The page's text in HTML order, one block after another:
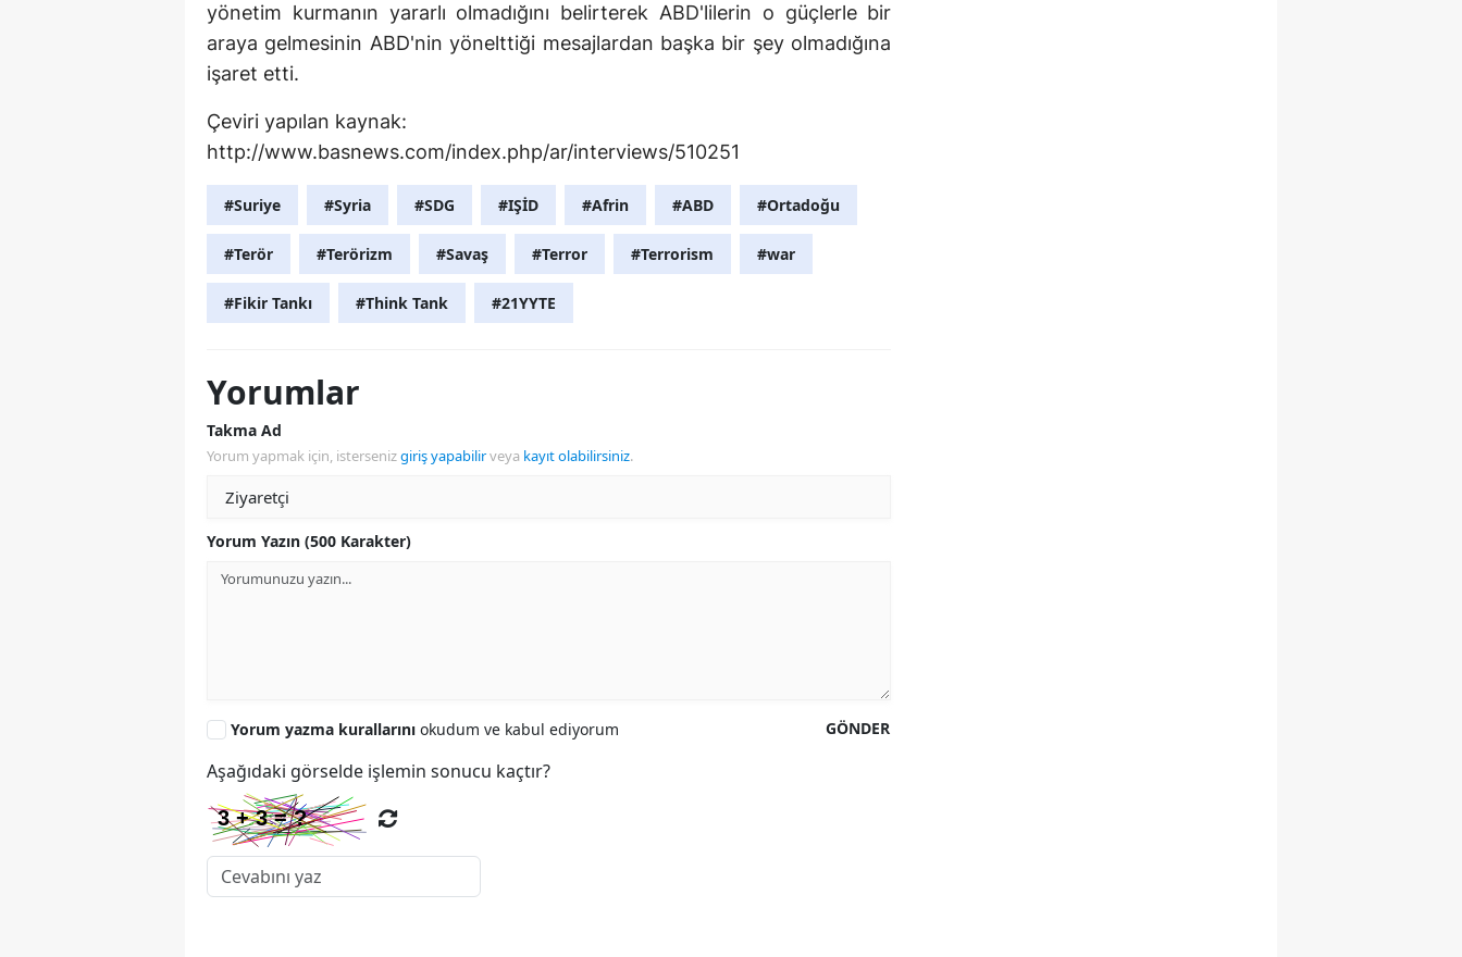
yönetim kurmanın yararlı olmadığını belirterek ABD'lilerin o güçlerle bir
araya gelmesinin ABD'nin yönelttiği mesajlardan başka bir şey olmadığına
işaret etti.
Çeviri yapılan kaynak:
http://www.basnews.com/index.php/ar/interviews/510251
#Suriye #Syria #SDG #IŞİD #Afrin #ABD #Ortadoğu
#Terör #Terörizm #Savaş #Terror #Terrorism #war
#Fikir Tankı #Think Tank #21YYTE
Yorumlar
Takma Ad
Yorum yapmak için, istersenizgiriş yapabilirveya kayıt olabilirsiniz.
Yorum Yazın (500 Karakter)
GÖNDER
Yorum yazma kurallarını okudum ve kabul ediyorum
Aşağıdaki görselde işlemin sonucu kaçtır?